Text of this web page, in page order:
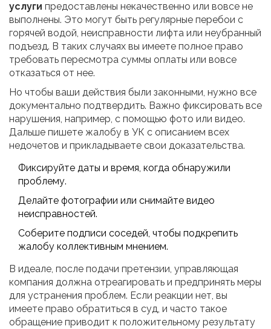
услуги предоставлены некачественно или вовсе не
выполнены. Это могут быть регулярные перебои с
горячей водой, неисправности лифта или неубранный
подъезд. В таких случаях вы имеете полное право
требовать пересмотра суммы оплаты или вовсе
отказаться от нее.
Но чтобы ваши действия были законными, нужно все
документально подтвердить. Важно фиксировать все
нарушения, например, с помощью фото или видео.
Дальше пишете жалобу в УК с описанием всех
недочетов и прикладываете свои доказательства.
Фиксируйте даты и время, когда обнаружили
проблему.
Делайте фотографии или снимайте видео
неисправностей.
Соберите подписи соседей, чтобы подкрепить
жалобу коллективным мнением.
В идеале, после подачи претензии, управляющая
компания должна отреагировать и предпринять меры
для устранения проблем. Если реакции нет, вы
имеете право обратиться в суд, и часто такое
обращение приводит к положительному результату